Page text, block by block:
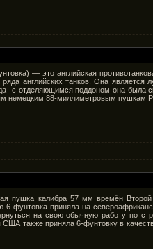
— это английская
английских танков. Она
с отделяющимся поддоном она была
немецким 88-миллиметровым пушкам
пушка калибра 57 мм времён
фунтовка приняла на
на свою обычную работу по
также приняла 6-фунтовку в